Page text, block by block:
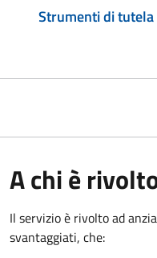
Strumenti di tutela
A chi è
Il servizio è rivolto ad
svantaggiati, che: